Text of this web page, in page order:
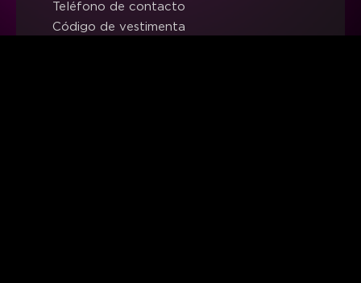
Teléfono de contacto
Código de vestimenta